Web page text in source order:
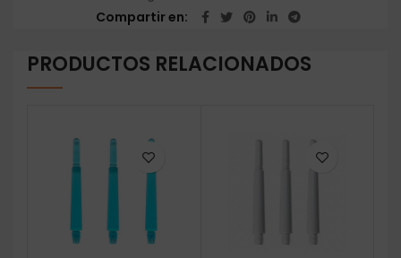
Compartir en
PRODUCTOS RELACIONADOS